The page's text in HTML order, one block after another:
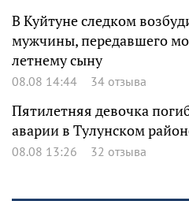
В Куйтуне следком
мужчины, передавшего
летнему сыну
08.08 14:44 34 отзыва
Пятилетняя девочка
аварии в Тулунском
08.08 13:26 32 отзыва